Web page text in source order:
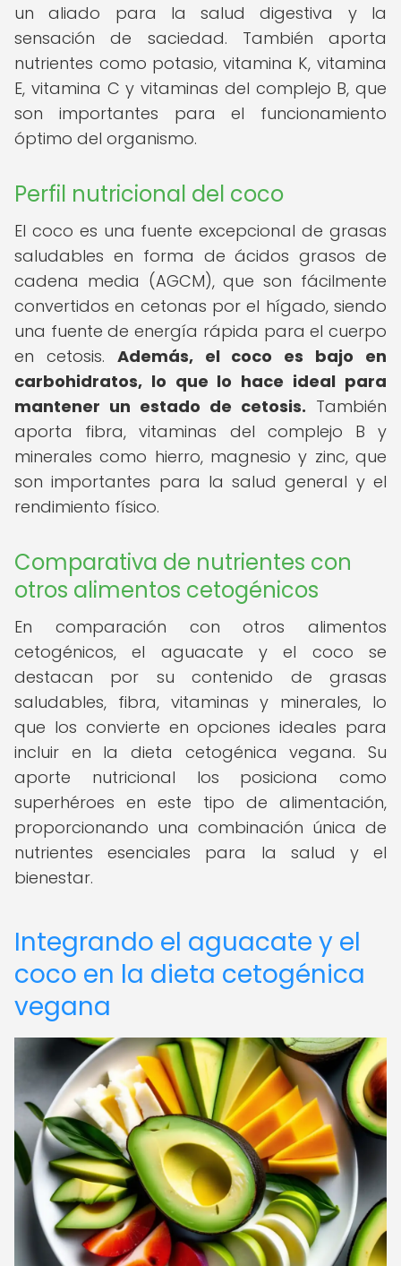
un aliado para la salud digestiva y la
sensación de saciedad. También aporta
nutrientes como potasio, vitamina K, vitamina
E, vitamina C y vitaminas del complejo B, que
son importantes para el funcionamiento
óptimo del organismo.
Perfil nutricional del coco
El coco es una fuente excepcional de grasas
saludables en forma de ácidos grasos de
cadena media (AGCM), que son fácilmente
convertidos en cetonas por el hígado, siendo
una fuente de energía rápida para el cuerpo
en cetosis. Además, el coco es bajo en
carbohidratos, lo que lo hace ideal para
mantener un estado de cetosis. También
aporta fibra, vitaminas del complejo B y
minerales como hierro, magnesio y zinc, que
son importantes para la salud general y el
rendimiento físico.
Comparativa de nutrientes con
otros alimentos cetogénicos
En comparación con otros alimentos
cetogénicos, el aguacate y el coco se
destacan por su contenido de grasas
saludables, fibra, vitaminas y minerales, lo
que los convierte en opciones ideales para
incluir en la dieta cetogénica vegana. Su
aporte nutricional los posiciona como
superhéroes en este tipo de alimentación,
proporcionando una combinación única de
nutrientes esenciales para la salud y el
bienestar.
Integrando el aguacate y el
coco en la dieta cetogénica
vegana